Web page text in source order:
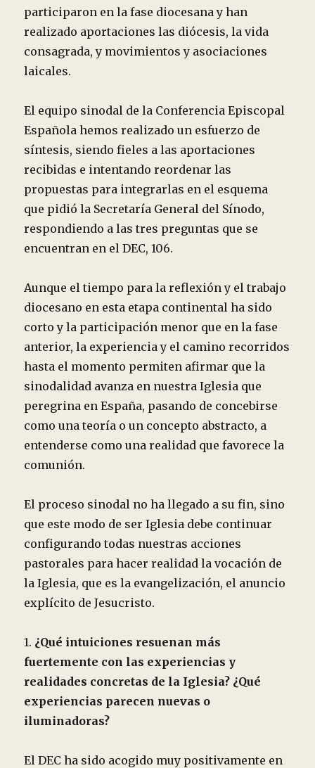
participaron en la fase diocesana y han
realizado aportaciones las diócesis, la vida
consagrada, y movimientos y asociaciones
laicales.
El equipo sinodal de la Conferencia Episcopal
Española hemos realizado un esfuerzo de
síntesis, siendo fieles a las aportaciones
recibidas e intentando reordenar las
propuestas para integrarlas en el esquema
que pidió la Secretaría General del Sínodo,
respondiendo a las tres preguntas que se
encuentran en el DEC, 106.
Aunque el tiempo para la reflexión y el trabajo
diocesano en esta etapa continental ha sido
corto y la participación menor que en la fase
anterior, la experiencia y el camino recorridos
hasta el momento permiten afirmar que la
sinodalidad avanza en nuestra Iglesia que
peregrina en España, pasando de concebirse
como una teoría o un concepto abstracto, a
entenderse como una realidad que favorece la
comunión.
El proceso sinodal no ha llegado a su fin, sino
que este modo de ser Iglesia debe continuar
configurando todas nuestras acciones
pastorales para hacer realidad la vocación de
la Iglesia, que es la evangelización, el anuncio
explícito de Jesucristo.
1. ¿Qué intuiciones resuenan más
fuertemente con las experiencias y
realidades concretas de la Iglesia? ¿Qué
experiencias parecen nuevas o
iluminadoras?
El DEC ha sido acogido muy positivamente en